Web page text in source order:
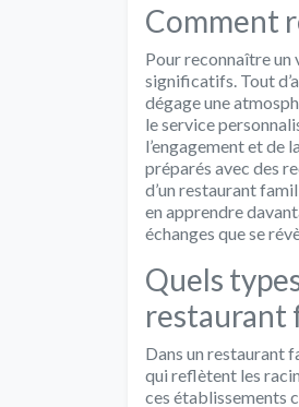
Comment
Pour reconnaître
significatifs. Tout
dégage une
le service
l’engagement et de
préparés avec des
d’un restaurant
en apprendre
échanges que se
Quels
restaurant
Dans un restaurant
qui reflètent les
ces établissements